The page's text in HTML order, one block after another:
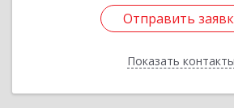
Отправить
Показать контакты
Отправить
Назад